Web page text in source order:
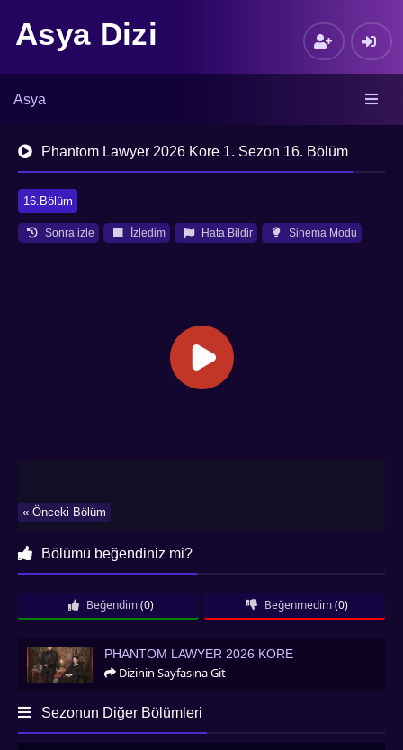
Asya Dizi
Asya
Phantom Lawyer 2026 Kore 1. Sezon 16. Bölüm
16.Bölüm
Sonra izle İzledim Hata Bildir Sinema Modu
« Önceki Bölüm
Bölümü beğendiniz mi?
Beğendim (0) Beğenmedim (0)
Phantom Lawyer 2026 Kore
PHANTOM LAWYER 2026 KORE
Dizinin Sayfasına Git
Sezonun Diğer Bölümleri